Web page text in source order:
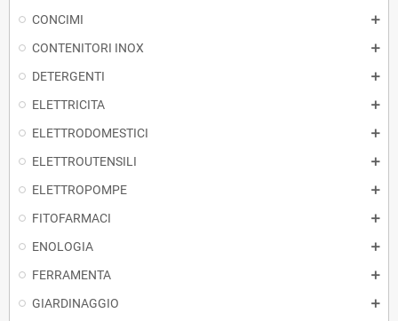
CONCIMI
CONTENITORI INOX
DETERGENTI
ELETTRICITA
ELETTRODOMESTICI
ELETTROUTENSILI
ELETTROPOMPE
FITOFARMACI
ENOLOGIA
FERRAMENTA
GIARDINAGGIO